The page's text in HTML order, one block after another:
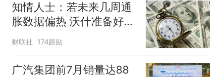
知情人士：若未来几周通
胀数据偏热 沃什准备好加
息
财联社 174跟贴
广汽集团前7月销量达88